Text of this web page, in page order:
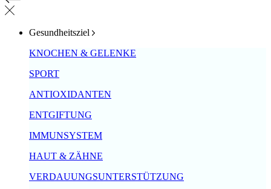
Gesundheitsziel
KNOCHEN & GELENKE
SPORT
ANTIOXIDANTEN
ENTGIFTUNG
IMMUNSYSTEM
HAUT & ZÄHNE
VERDAUUNGSUNTERSTÜTZUNG